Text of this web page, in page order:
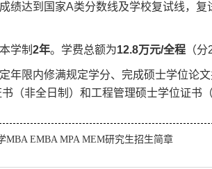
绩达到国家A类分数线及学校复试线，
学制 2年。学费总额为12.8万元/全程 （
年限内修满规定学分、完成硕士学位论
（非全日制）和工程管理硕士学位证书（
MBA EMBA MPA MEM研究生招生简章